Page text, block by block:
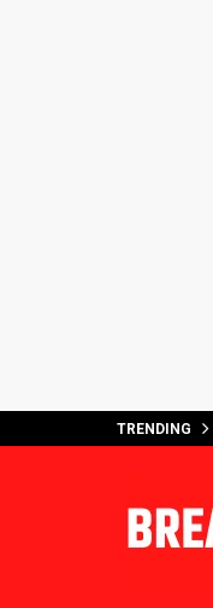
TRENDING